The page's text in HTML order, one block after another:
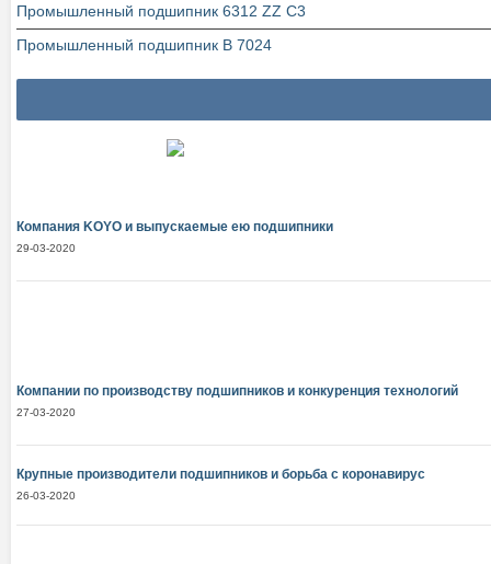
Промышленный подшипник 6312 ZZ C3
Промышленный подшипник В 7024
Компания KOYO и выпускаемые ею подшипники
29-03-2020
Компании по производству подшипников и конкуренция технологий
27-03-2020
Крупные производители подшипников и борьба с коронавирус
26-03-2020